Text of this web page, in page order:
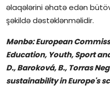
əlaqələrini əhatə edən
şəkildə dəstəklənməlidir.
Mənbə: European
Education, Youth, Sport
D., Baroková, B., Torras
sustainability in Europe's